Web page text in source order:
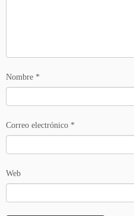
Nombre *
Correo electrónico *
Web